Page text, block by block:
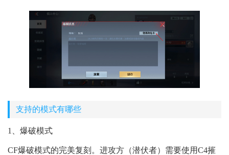
支持的模式有哪些
1、爆破模式
CF爆破模式的完美复刻。进攻方（潜伏者）需要使用C4摧